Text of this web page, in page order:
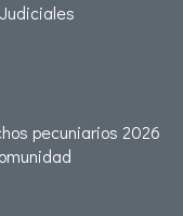
pecuniarios 2026